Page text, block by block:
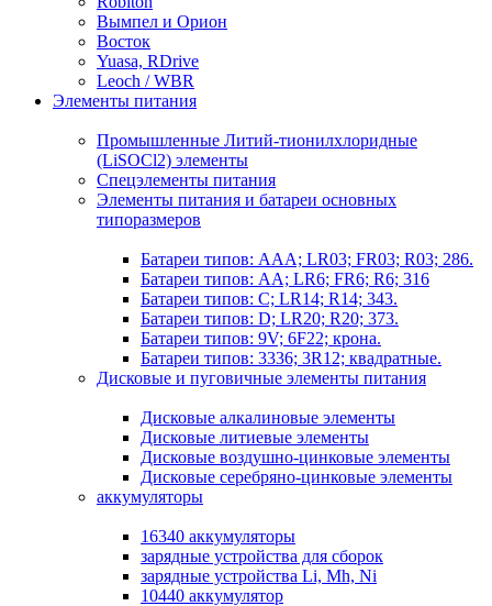
Вымпел и Орион
Восток
Yuasa, RDrive
Leoch / WBR
Элементы питания
Промышленные Литий-тионилхлоридные
(LiSOCl2) элементы
Спецэлементы питания
Элементы питания и батареи основных
типоразмеров
Батареи типов: AAA; LR03; FR03; R03; 286.
Батареи типов: AA; LR6; FR6; R6; 316
Батареи типов: C; LR14; R14; 343.
Батареи типов: D; LR20; R20; 373.
Батареи типов: 9V; 6F22; крона.
Батареи типов: 3336; 3R12; квадратные.
Дисковые и пуговичные элементы питания
Дисковые алкалиновые элементы
Дисковые литиевые элементы
Дисковые воздушно-цинковые элементы
Дисковые серебряно-цинковые элементы
аккумуляторы
16340 аккумуляторы
зарядные устройства для сборок
зарядные устройства Li, Mh, Ni
10440 аккумулятор